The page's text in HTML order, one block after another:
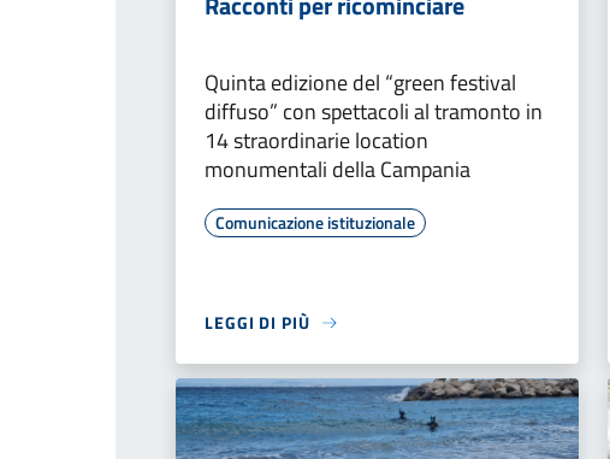
Quinta edizione del “green festival
diffuso” con spettacoli al tramonto in
14 straordinarie location
monumentali della Campania
Comunicazione istituzionale
LEGGI DI PIÙ